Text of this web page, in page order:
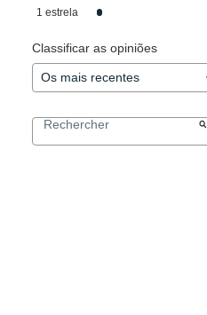
1 estrela
Classificar as opiniões